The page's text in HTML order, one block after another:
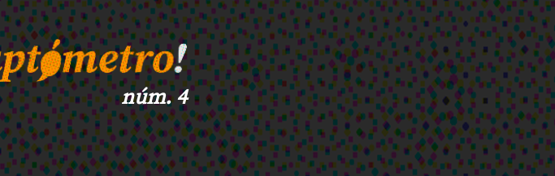
núm. 4